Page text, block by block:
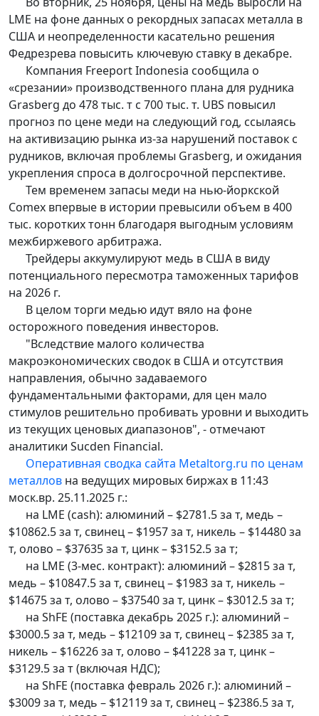
LME на фоне данных о рекордных запасах металла в
США и неопределенности касательно решения
Федрезрева повысить ключевую ставку в декабре.
Компания Freeport Indonesia сообщила о
«срезании» производственного плана для рудника
Grasberg до 478 тыс. т с 700 тыс. т. UBS повысил
прогноз по цене меди на следующий год, ссылаясь
на активизацию рынка из-за нарушений поставок с
рудников, включая проблемы Grasberg, и ожидания
укрепления спроса в долгосрочной перспективе.
Тем временем запасы меди на нью-йоркской
Comex впервые в истории превысили объем в 400
тыс. коротких тонн благодаря выгодным условиям
межбиржевого арбитража.
Трейдеры аккумулируют медь в США в виду
потенциального пересмотра таможенных тарифов
на 2026 г.
В целом торги медью идут вяло на фоне
осторожного поведения инвесторов.
"Вследствие малого количества
макроэкономических сводок в США и отсутствия
направления, обычно задаваемого
фундаментальными факторами, для цен мало
стимулов решительно пробивать уровни и выходить
из текущих ценовых диапазонов", - отмечают
аналитики Sucden Financial.
Оперативная сводка сайта Metaltorg.ru по ценам
металлов на ведущих мировых биржах в 11:43
моск.вр. 25.11.2025 г.:
на LME (cash): алюминий – $2781.5 за т, медь –
$10862.5 за т, свинец – $1957 за т, никель – $14480 за
т, олово – $37635 за т, цинк – $3152.5 за т;
на LME (3-мес. контракт): алюминий – $2815 за т,
медь – $10847.5 за т, свинец – $1983 за т, никель –
$14675 за т, олово – $37540 за т, цинк – $3012.5 за т;
на ShFE (поставка декабрь 2025 г.): алюминий –
$3000.5 за т, медь – $12109 за т, свинец – $2385 за т,
никель – $16226 за т, олово – $41228 за т, цинк –
$3129.5 за т (включая НДС);
на ShFE (поставка февраль 2026 г.): алюминий –
$3009 за т, медь – $12119 за т, свинец – $2386.5 за т,